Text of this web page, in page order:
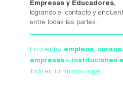
Empresas y Educadores,
logrando el contacto y
entre todas las partes.
Encuentra empleos, cursos,
empresas e instituciones
Todo en un mismo lugar!